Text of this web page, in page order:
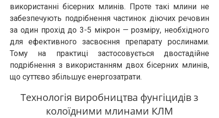
використанні бісерних млинів. Проте такі млини не
забезпечують подрібнення частинок діючих речовин
за один прохід до 3-5 мікрон — розміру, необхідного
для ефективного засвоєння препарату рослинами.
Тому на практиці застосовується двостадійне
подрібнення з використанням двох бісерних млинів,
що суттєво збільшує енергозатрати.
Технологія виробництва фунгіцидів з
колоїдними млинами КЛМ